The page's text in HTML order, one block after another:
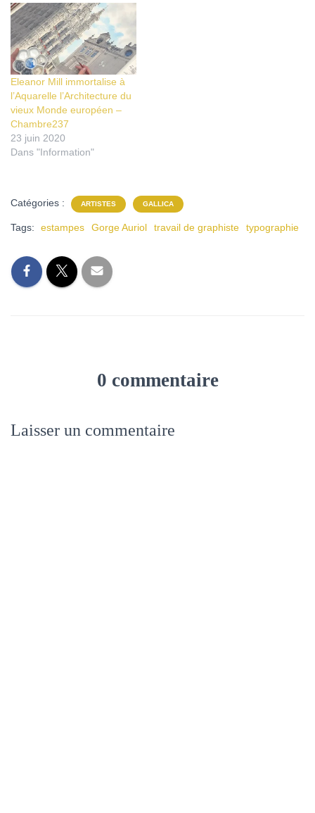
Eleanor Mill immortalise à
l’Aquarelle l’Architecture du
vieux Monde européen –
Chambre237
23 juin 2020
Dans "Information"
Catégories : ARTISTES GALLICA
Tags: estampes Gorge Auriol travail de graphiste typographie
0 commentaire
Laisser un commentaire